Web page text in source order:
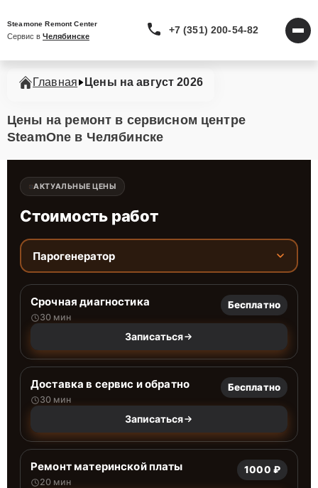
Steamone Remont Center
Сервис в Челябинске
+7 (351) 200-54-82
Главная Цены на август 2026
Цены на ремонт в сервисном центре
SteamOne в Челябинске
АКТУАЛЬНЫЕ ЦЕНЫ
Стоимость работ
Парогенератор
Срочная диагностика
30 мин
Бесплатно
Записаться
Доставка в сервис и обратно
30 мин
Бесплатно
Записаться
Ремонт материнской платы
20 мин
1000 ₽